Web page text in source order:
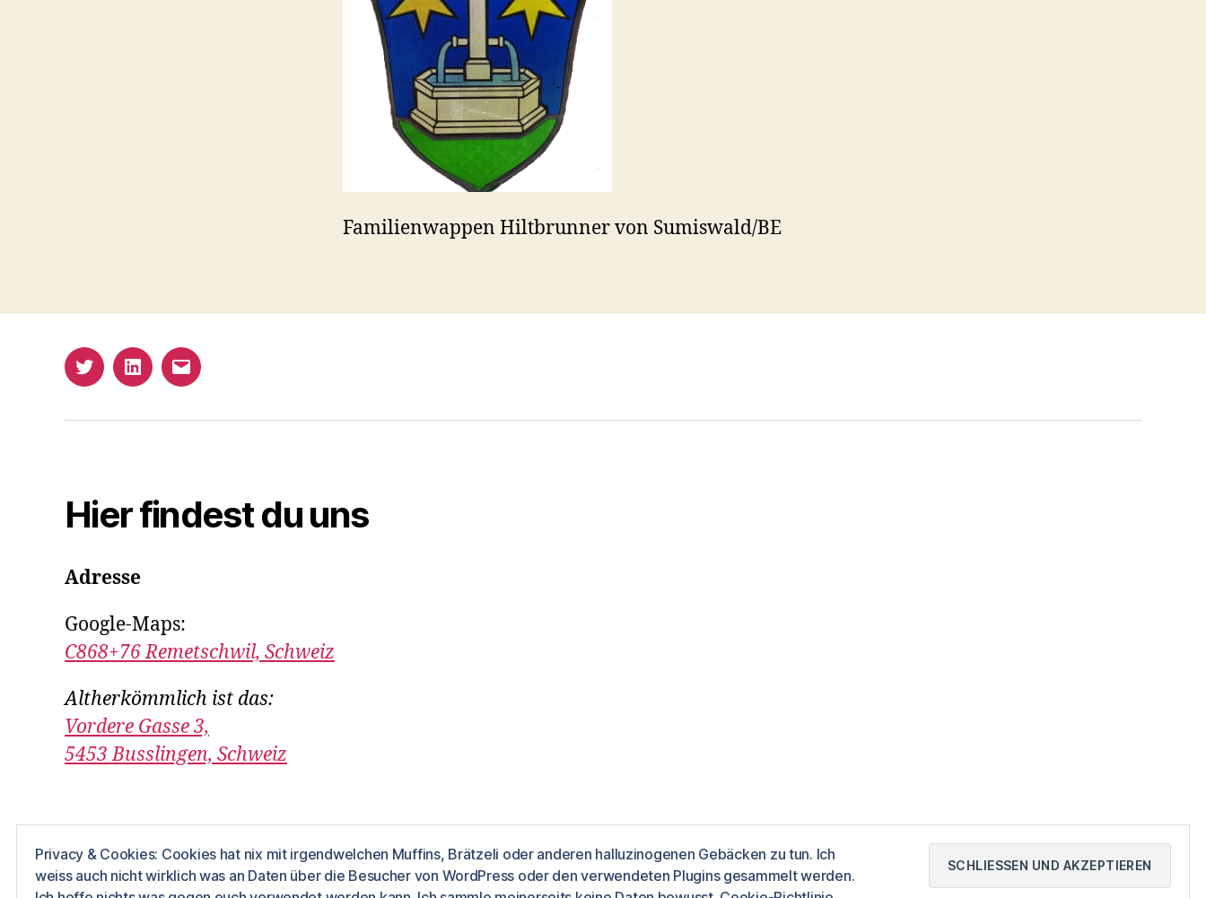
Familienwappen Hiltbrunner von Sumiswald/BE
TwitterLinkedIn
E-
Hier findest du uns
Adresse
Google-Maps:
C868+76 Remetschwil, Schweiz
Altherkömmlich ist das:
Vordere Gasse 3,
5453 Busslingen, Schweiz
© 2026Die drei Hilti Datenschutz Präsentiert von WordPress Nach oben↑
Privacy & Cookies: Cookies hat nix mit irgendwelchen Muffins, Brätzeli oder anderen halluzinogenen Gebäcken zu tun. Ich
weiss auch nicht wirklich was an Daten über die Besucher von WordPress oder den verwendeten Plugins gesammelt werden.